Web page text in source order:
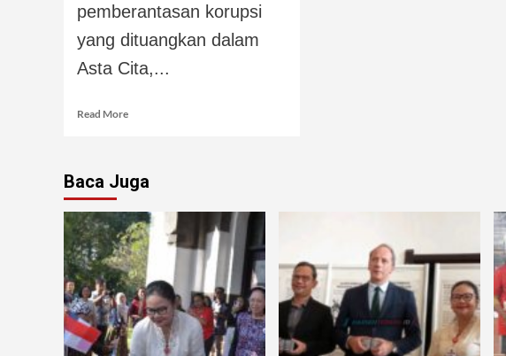
pemberantasan korupsi
yang dituangkan dalam
Asta Cita,...
Read More
Baca Juga